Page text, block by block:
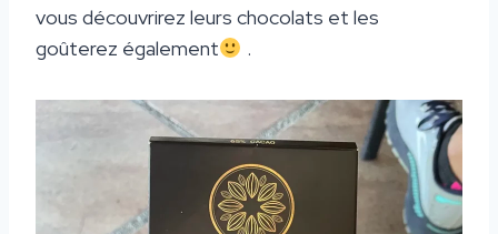
vous découvrirez leurs chocolats et les
goûterez également
.